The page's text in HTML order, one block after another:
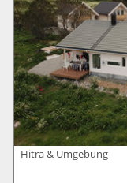
Hitra & Umgebung